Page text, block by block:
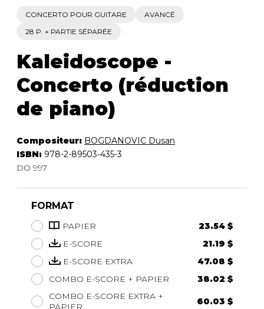
CONCERTO POUR GUITARE
AVANCÉ
28 P. + PARTIE SÉPARÉE
Kaleidoscope -
Concerto (réduction
de piano)
Compositeur: BOGDANOVIC Dusan
ISBN: 978-2-89503-435-3
DO 997
FORMAT
PAPIER
23.54 $
E-SCORE
21.19 $
E-SCORE EXTRA
47.08 $
COMBO E-SCORE + PAPIER
38.02 $
COMBO E-SCORE EXTRA +
PAPIER
60.03 $